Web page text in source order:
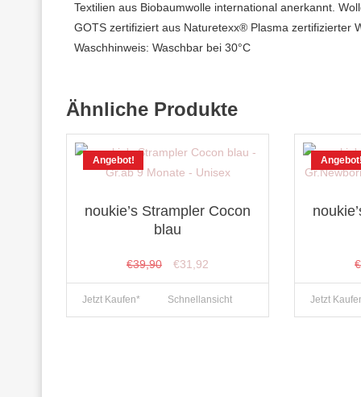
Textilien aus Biobaumwolle international anerkannt.
GOTS zertifiziert aus Naturetexx® Plasma zertifizierter
Waschhinweis: Waschbar bei 30°C
Ähnliche Produkte
Angebot!
noukie’s Strampler Cocon
blau
€39,90
Ursprünglicher
Preis
war:
€31,92
Preis
ist:
Jetzt Kaufen* Schnellansicht
Angebot!
€
Jetzt